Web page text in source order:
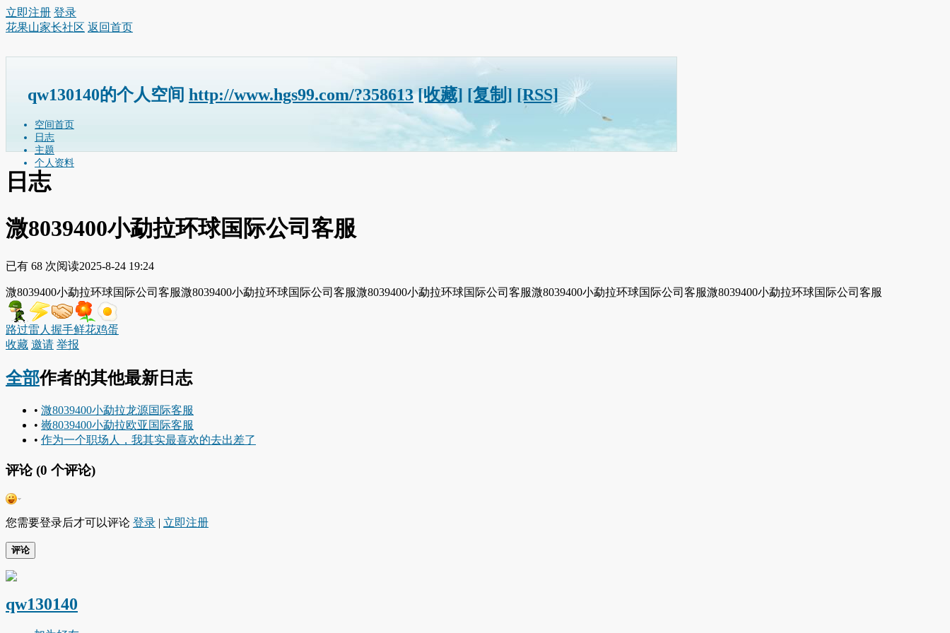
立即注册 登录
花果山家长社区 返回首页
qw130140的个人空间 http://www.hgs99.com/?358613 [收藏] [复制] [RSS]
空间首页
日志
主题
个人资料
日志
溦8039400小勐拉环球国际公司客服
已有 68 次阅读2025-8-24 19:24
溦8039400小勐拉环球国际公司客服溦8039400小勐拉环球国际公司客服溦8039400小勐拉环球国际公司客服溦8039400小勐拉环球国际公司客服溦8039400小勐拉环球国际公司客服
路过雷人 握手鲜花鸡蛋
收藏 邀请 举报
全部作者的其他最新日志
• 溦8039400小勐拉龙源国际客服
• 嶶8039400小勐拉欧亚国际客服
• 作为一个职场人，我其实最喜欢的去出差了
评论 (0 个评论)
您需要登录后才可以评论 登录 | 立即注册
评论
qw130140